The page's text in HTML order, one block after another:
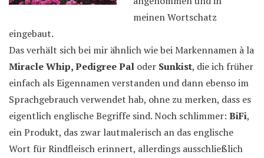
meinen Wortschatz
eingebaut.
Das verhält sich bei mir ähnlich wie bei Markennamen à la
Miracle Whip, Pedigree Pal oder Sunkist, die ich früher
einfach als Eigennamen verstanden und dann ebenso im
Sprachgebrauch verwendet hab, ohne zu merken, dass es
eigentlich englische Begriffe sind. Noch schlimmer: BiFi,
ein Produkt, das zwar lautmalerisch an das englische
Wort für Rindfleisch erinnert, allerdings ausschließlich